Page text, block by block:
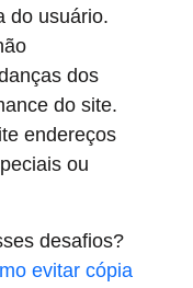
do usuário.
dos
do site.
endereços
ou
desafios?
evitar cópia